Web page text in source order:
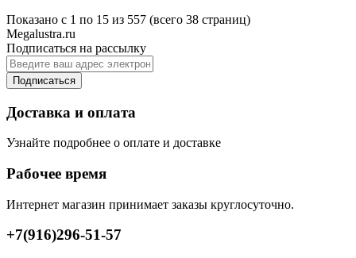
Показано с 1 по 15 из 557 (всего 38 страниц)
Megalustra.ru
Подписаться на рассылку
Подписаться
Доставка и оплата
Узнайте подробнее о оплате и доставке
Рабочее время
Интернет магазин принимает заказы круглосуточно.
+7(916)296-51-57